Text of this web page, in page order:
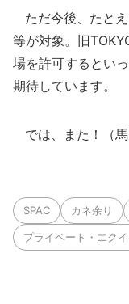
ただ今後、たと
等が対象。旧
場を許可するとい
期待しています。
では、また！（馬
SPAC カネ余り
プライベート・エクイ